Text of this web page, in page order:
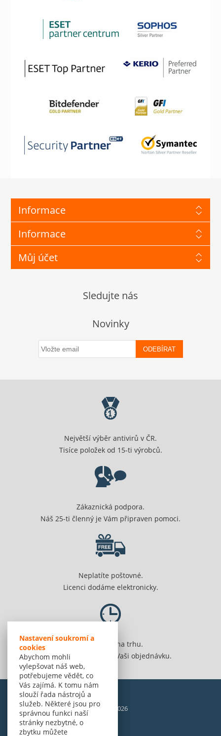
Nastavení soukromí a
cookies
Abychom mohli
vylepšovat náš web,
potřebujeme vědět, co
Vás zajímá. K tomu nám
slouží řada nástrojů a
služeb. Některé jsou pro
správnou funkci naší
stránky nezbytné, o
zbytku můžete
Informace
Informace
Můj účet
Sledujte nás
Novinky
ODEBÍRAT
Největší výběr antivirů v ČR.
Tisíce položek od 15-ti výrobců.
Zákaznická podpora.
Náš 25-ti členný je Vám připraven pomoci.
Neplatíte poštovné.
Licenci dodáme elektronicky.
Jsme 20 let na trhu.
Spolehlivě vyřídíme Vaši objednávku.
© Amenit Software Solutions, 1998 - 2026
Powered bynopCommerce